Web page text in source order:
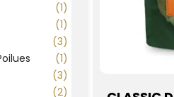
1
1
3
1
3
2